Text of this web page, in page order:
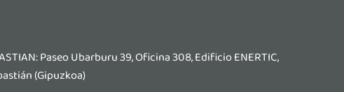
Paseo Ubarburu 39, Oficina 308, Edificio ENERTIC,
(Gipuzkoa)